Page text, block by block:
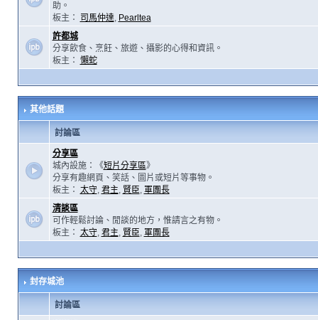
助。
板主：
司馬仲達, Pearltea
許都城
分享飲食、烹飪、旅遊、攝影的心得和資訊。
板主： 懶蛇
其他話題
討論區
分享區
城內設施：《短片分享區》
分享有趣網頁、笑話、圖片或短片等事物。
板主： 太守, 君主, 賢臣, 軍團長
清談區
可作輕鬆討論、閒談的地方，惟請言之有物。
板主： 太守, 君主, 賢臣, 軍團長
封存城池
討論區